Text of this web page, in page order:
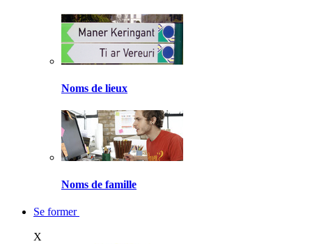
Noms de lieux
Noms de famille
Se former
X